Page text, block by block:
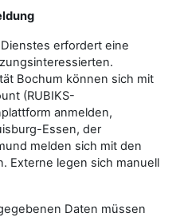
erfordert eine
Bochum können sich mit
(RUBIKS-
anmelden,
Essen, der
melden sich mit den
Externe legen sich manuell
Daten müssen